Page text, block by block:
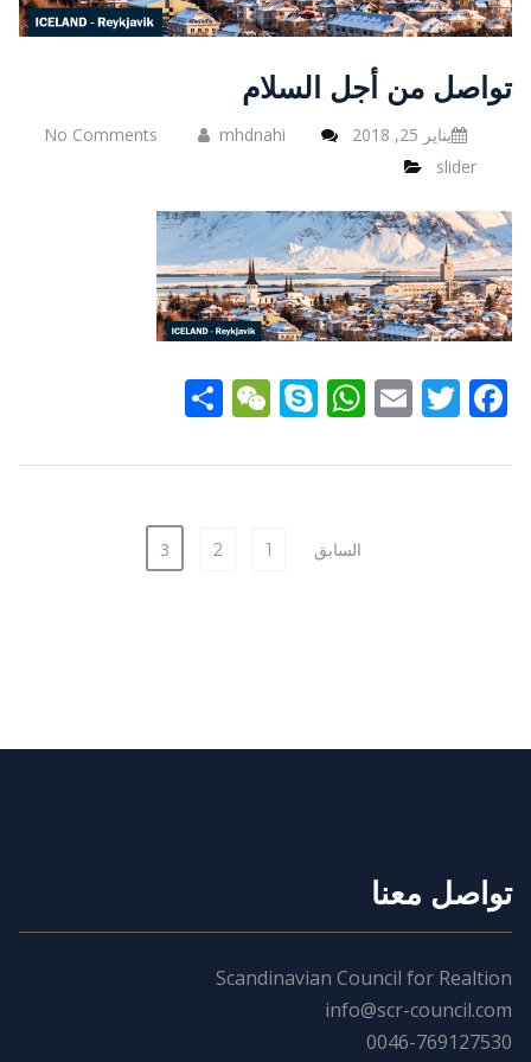
تواصل من أجل السلام
يناير 25, 2018 No Comments
mhdnahi
slider
Facebook
Twitter
Email
WhatsApp
Skype
WeChat
Share
السابق 1
2
3
تواصل معنا
Scandinavian Council for Realtion
info@scr-council.com
0046-769127530